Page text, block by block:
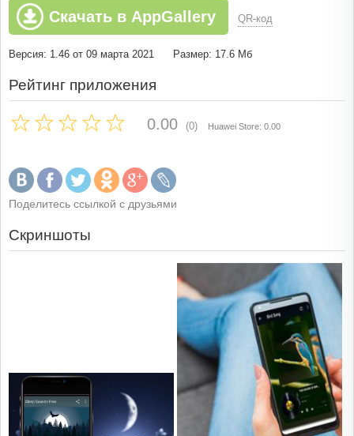
Скачать в AppGallery QR-код
Версия: 1.46 от 09 марта 2021 Размер: 17.6 Мб
Рейтинг приложения
0.00 (0) Huawei Store: 0.00
Поделитесь ссылкой с друзьями
Скриншоты